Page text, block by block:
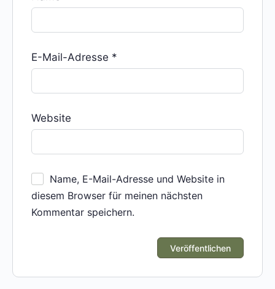
E-Mail-Adresse *
Website
Name, E-Mail-Adresse und Website in
diesem Browser für meinen nächsten
Kommentar speichern.